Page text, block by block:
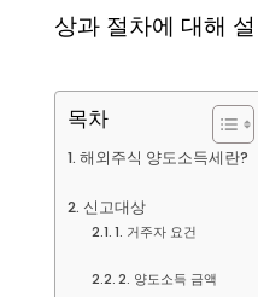
상과 절차에 대해
목차
해외주식 양도소득세란?
신고대상
1. 거주자 요건
2. 양도소득 금액